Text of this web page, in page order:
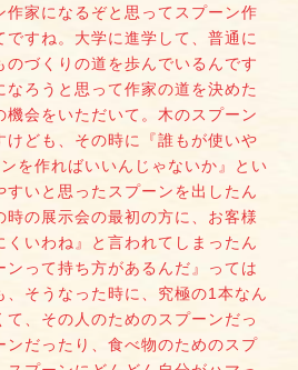
作家になるぞと思ってスプーン作
ですね。大学に進学して、普通に
のづくりの道を歩んでいるんです
なろうと思って作家の道を決めた
機会をいただいて。木のスプーン
けども、その時に『誰もが使いや
を作ればいいんじゃないか』とい
すいと思ったスプーンを出したん
時の展示会の最初の方に、お客様
くいわね』と言われてしまったん
ンって持ち方があるんだ』っては
、そうなった時に、究極の1本なん
て、その人のためのスプーンだっ
ンだったり、食べ物のためのスプ